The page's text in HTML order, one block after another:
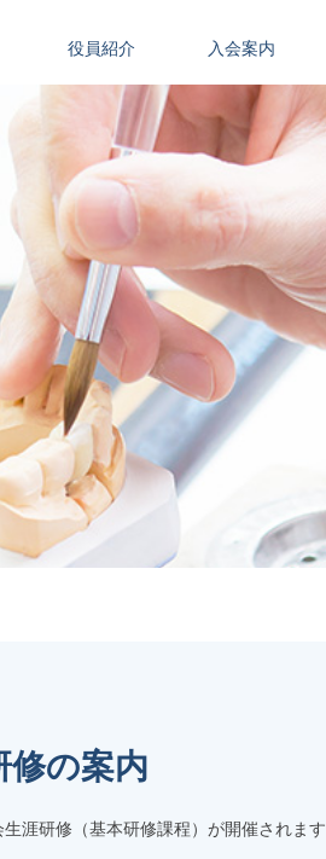
役員紹介 入会案内
修の案内
涯研修（基本研修課程）が開催されま